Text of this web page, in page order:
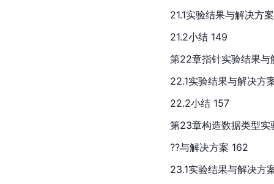
21.1实验结果与解决方
21.2小结 149
第22章指针实验结果与
22.1实验结果与解决方
22.2小结 157
第23章构造数据类型实
??与解决方案 162
23.1实验结果与解决方